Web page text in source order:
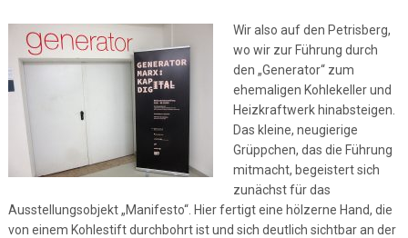
Wir also auf den Petrisberg,
wo wir zur Führung durch
den „Generator“ zum
ehemaligen Kohlekeller und
Heizkraftwerk hinabsteigen.
Das kleine, neugierige
Grüppchen, das die Führung
mitmacht, begeistert sich
zunächst für das
Ausstellungsobjekt „Manifesto“. Hier fertigt eine hölzerne Hand, die
von einem Kohlestift durchbohrt ist und sich deutlich sichtbar an der